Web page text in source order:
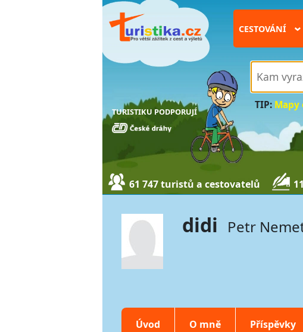
TURISTIKU PODPORUJÍ
CESTOVÁNÍ
TIP: Mapy
61 747 turistů a cestovatelů
didi Petr
Úvod O mně Příspěvky